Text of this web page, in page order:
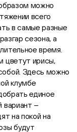
можно
всего
в самые разные
сезона, а
время.
цветут ирисы,
Здесь можно
клумбе
единое
вариант –
на покой на
будут